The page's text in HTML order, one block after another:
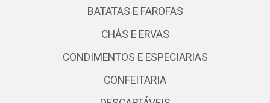
BATATAS E FAROFAS
CHÁS E ERVAS
CONDIMENTOS E ESPECIARIAS
CONFEITARIA